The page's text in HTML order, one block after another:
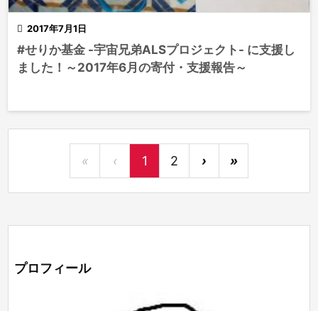
 2017年7月1日
#せりか基金 -宇宙兄弟ALSプロジェクト- に支援し
ました！～2017年6月の寄付・支援報告～
« ‹ 1 2 › »
プロフィール